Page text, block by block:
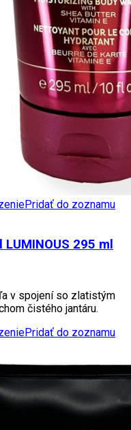
Pridať do zoznamu
295 ml
v spojení so zlatistým
čistého jantáru.
Pridať do zoznamu